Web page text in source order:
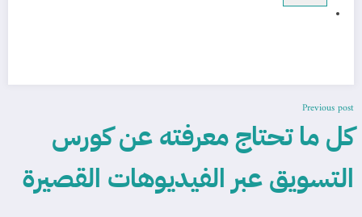
Previous post
كل ما تحتاج معرفته عن كورس
التسويق عبر الفيديوهات القصيرة